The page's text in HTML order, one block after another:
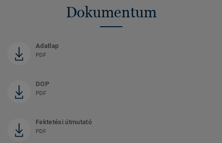
Dokumentum
Adatlap
PDF
DOP
PDF
Fektetési útmutató
PDF